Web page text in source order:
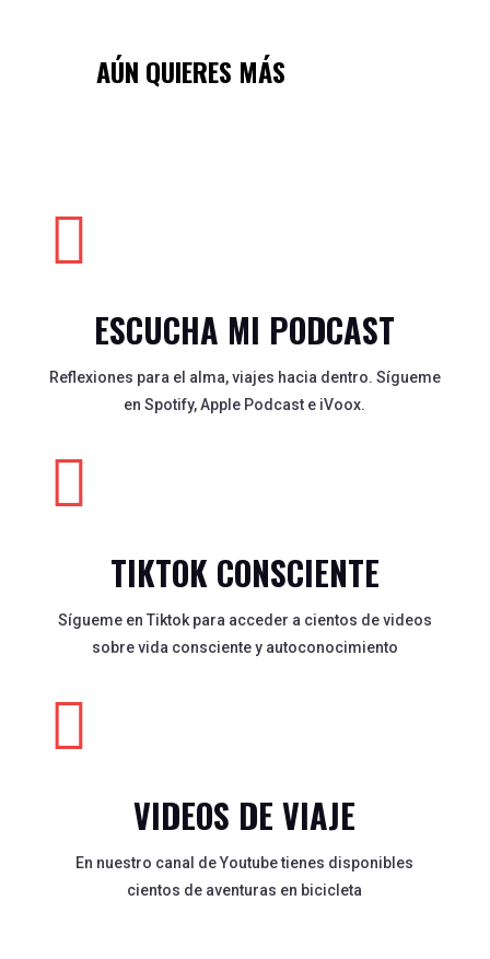
AÚN QUIERES MÁS

ESCUCHA MI PODCAST
Reflexiones para el alma, viajes hacia dentro. Sígueme
en Spotify, Apple Podcast e iVoox.

TIKTOK CONSCIENTE
Sígueme en Tiktok para acceder a cientos de videos
sobre vida consciente y autoconocimiento

VIDEOS DE VIAJE
En nuestro canal de Youtube tienes disponibles
cientos de aventuras en bicicleta